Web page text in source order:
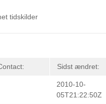
tidskilder
Sidst ændret:
2010-10-
05T21:22:50Z